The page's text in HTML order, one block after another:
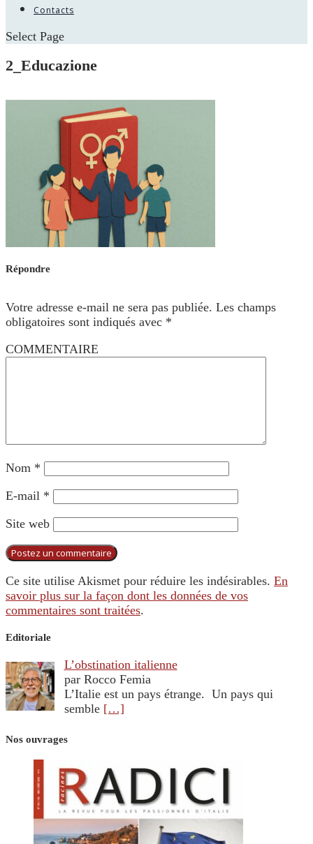
Contacts
Select Page
2_Educazione
Répondre
Votre adresse e-mail ne sera pas publiée. Les champs
obligatoires sont indiqués avec *
COMMENTAIRE
Nom *
E-mail *
Site web
Ce site utilise Akismet pour réduire les indésirables. En
savoir plus sur la façon dont les données de vos
commentaires sont traitées.
Editoriale
L’obstination italienne
par Rocco Femia
L’Italie est un pays étrange. Un pays qui
semble […]
Nos ouvrages